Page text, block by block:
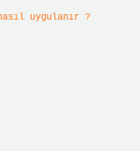
uygulanır ?